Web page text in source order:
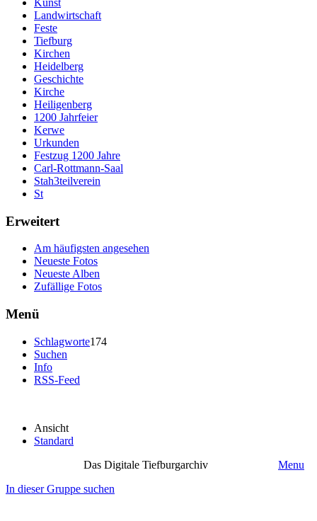
Landwirtschaft
Feste
Tiefburg
Kirchen
Heidelberg
Geschichte
Kirche
Heiligenberg
1200 Jahrfeier
Kerwe
Urkunden
Festzug 1200 Jahre
Carl-Rottmann-Saal
Stah3teilverein
St
Erweitert
Am häufigsten angesehen
Neueste Fotos
Neueste Alben
Zufällige Fotos
Menü
Schlagworte174
Suchen
Info
RSS-Feed
Ansicht
Standard
Das Digitale Tiefburgarchiv
Menu
In dieser Gruppe suchen